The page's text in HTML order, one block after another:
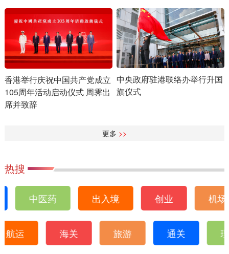
香港举行庆祝中国共产党成立
105周年活动启动仪式 周霁出
席并致辞
中央政府驻港联络办举行升国
旗仪式
更多 >>
热搜
中医药 出入境 创业 机场
航运 海关 旅游 通关